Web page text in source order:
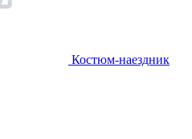
Костюм-наездник